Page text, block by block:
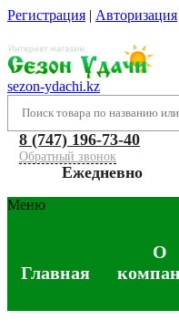
Регистрация | Авторизация
sezon-ydachi.kz
8 (747) 196-73-40
Обратный звонок
Ежедневно
Меню
Главная
О